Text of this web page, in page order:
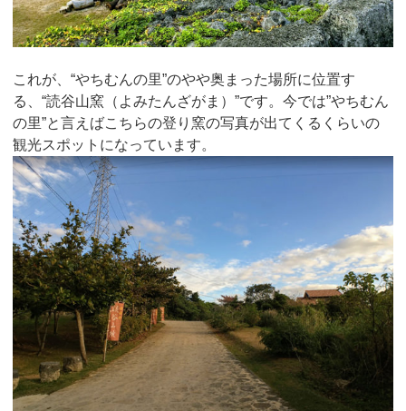
これが、“やちむんの里”のやや奥まった場所に位置す
る、“読谷山窯（よみたんざがま）”です。今では”やちむん
の里”と言えばこちらの登り窯の写真が出てくるくらいの
観光スポットになっています。